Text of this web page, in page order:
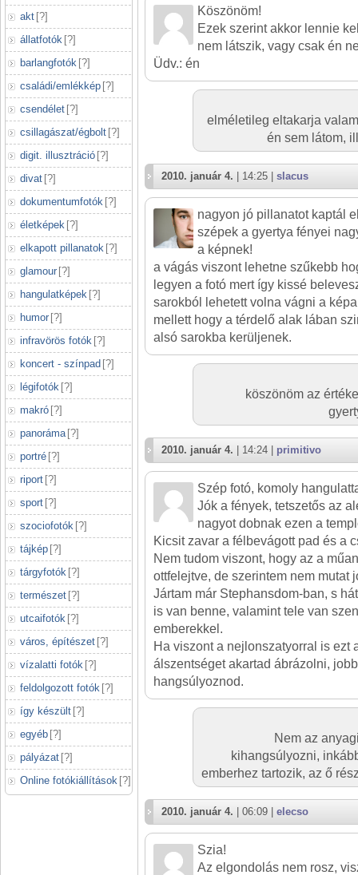
akt [?]
állatfotók [?]
barlangfotók [?]
családi/emlékkép [?]
csendélet [?]
csillagászat/égbolt [?]
digit. illusztráció [?]
divat [?]
dokumentumfotók [?]
életképek [?]
elkapott pillanatok [?]
glamour [?]
hangulatképek [?]
humor [?]
infravörös fotók [?]
koncert - színpad [?]
légifotók [?]
makró [?]
panoráma [?]
portré [?]
riport [?]
sport [?]
szociofotók [?]
tájkép [?]
tárgyfotók [?]
természet [?]
utcaifotók [?]
város, építészet [?]
vízalatti fotók [?]
feldolgozott fotók [?]
így készült [?]
egyéb [?]
pályázat [?]
Online fotókiállítások [?]
Köszönöm!
Ezek szerint akkor lennie
nem látszik, vagy csak én
Üdv.: én
elméletileg eltakarja
én sem látom,
2010. január 4. | 14:25 | slacus
nagyon jó pillanatot kaptál
szépek a gyertya fényei
a képnek!
a vágás viszont lehetne szűkebb
legyen a fotó mert így kissé
sarokból lehetett volna vágni a
mellett hogy a térdelő alak lában
alsó sarokba kerüljenek.
köszönöm az
2010. január 4. | 14:24 | primitivo
Szép fotó, komoly
Jók a fények, tetszetős az
nagyot dobnak ezen a
Kicsit zavar a félbevágott pad és a
Nem tudom viszont, hogy az a
ottfelejtve, de szerintem nem mutat
Jártam már Stephansdom-ban, s
is van benne, valamint tele van
emberekkel.
Ha viszont a nejlonszatyorral is ezt
álszentséget akartad ábrázolni,
hangsúlyoznod.
Nem az
kihangsúlyozni,
emberhez tartozik, az ő
2010. január 4. | 06:09 | elecso
Szia!
Az elgondolás nem rosz,